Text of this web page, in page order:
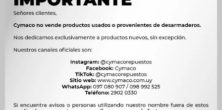
CAXA NAFTA, 1.4 TSi 140cv BMY NAFTA, 1.4 TSi 160cv CAVD
NAFTA, 1.4 TSi 160cv CCSA NAFTA, 1.4 TSi 170cv BLG NAFTA, 1.6
CCSA NAFTA, 1.6 FSi 115cv BAG NAFTA, 1.6 FSi 115cv BLF NAFTA,
NAFTA, 2.0 FSi 150cv AVZ NAFTA, 2.0 FSi 150cv AXW NAFTA, 2.0
FSi 150cv BLR NAFTA, 2.0 FSi 150cv BLX NAFTA, 2.0 FSi 150cv BLY
FSI BVZ NAFTA, 2.0 TFSi 125cv CAWA NAFTA, 2.0 TFSi 147cv CCZA
NAFTA, 2.0 TFSI 16V AUDI AXX / BWA / CAWB / CCZA NAFTA, 2.0
TFSi 170CV CCZC NAFTA, 2.0 TFSi 180cv CULB NAFTA, 2.0 TFSi
200cv AXX NAFTA, 2.0 TFSi 200cv BPY NAFTA, 2.0 TFSi 200cv
BWA NAFTA, 2.0 TFSi 200cv CAWB NAFTA, 2.0 TFSi 200CV CCTA